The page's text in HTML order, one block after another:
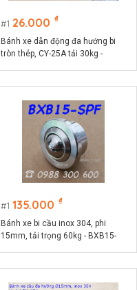
1 26.000 ₫
Bánh xe dẫn động đa hướng bi
tròn thép, CY-25A tải 30kg -
1 135.000 ₫
Bánh xe bi cầu inox 304, phi
15mm, tải trọng 60kg - BXB15-